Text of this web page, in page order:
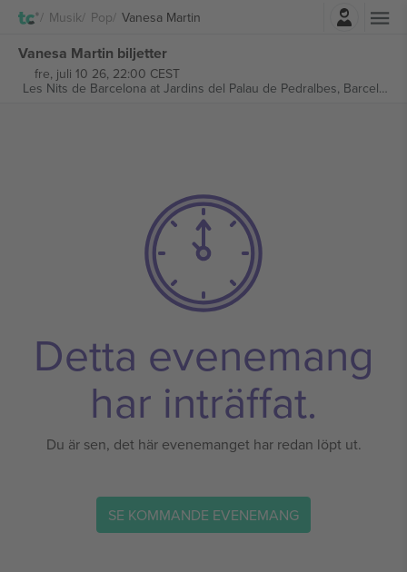
Musik Pop Vanesa Martin
Vanesa Martin biljetter
fre, juli 10 26, 22:00 CEST
Les Nits de Barcelona at Jardins del Palau de Pedralbes, Barcelona, Spain
Detta evenemang
har inträffat.
Du är sen, det här evenemanget har redan löpt ut.
SE KOMMANDE EVENEMANG